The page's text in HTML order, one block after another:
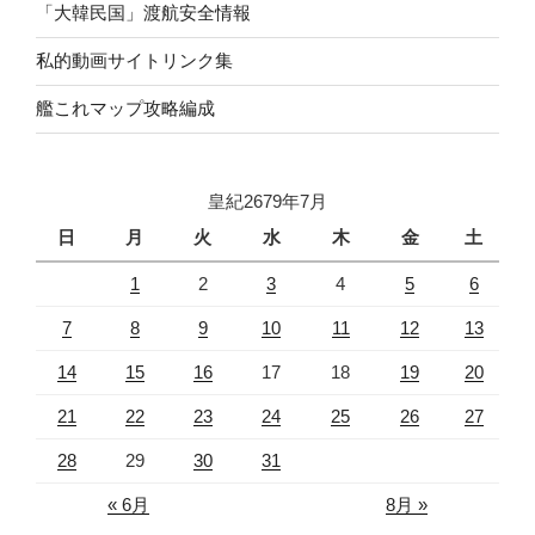
「大韓民国」渡航安全情報
私的動画サイトリンク集
艦これマップ攻略編成
皇紀2679年7月
日
月 火 水 木 金 土
1 2 3 4 5 6
7 8 9 10 11 12 13
14 15 16 17 18 19 20
21 22 23 24 25 26 27
28 29 30 31
« 6月 8月 »